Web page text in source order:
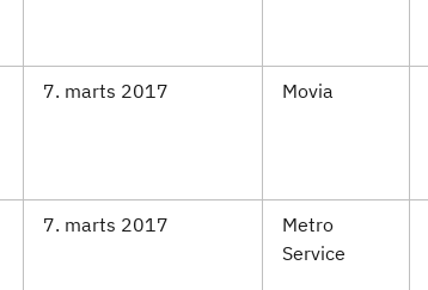
7. marts 2017 Movia
7. marts 2017
Metro
Service